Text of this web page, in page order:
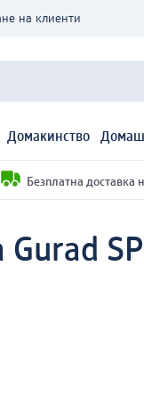
на клиенти
Домакинство
Безплатна доставка